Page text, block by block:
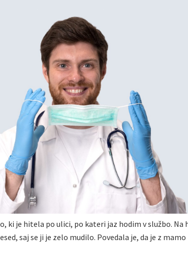
ki je hitela po ulici, po kateri jaz hodim v službo. Na
saj se ji je zelo mudilo. Povedala je, da je z mamo